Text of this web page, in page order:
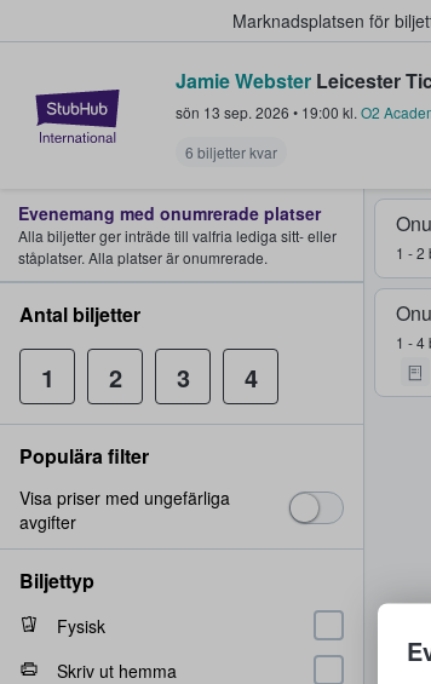
Marknadsplatsen för
StubHub – där fans
Jamie Webster Leicester
sön 13 sep. 2026 • 19:00 kl. O2
6 biljetter kvar
1 - 2
1 - 4
Evenemang med onumrerade platser
Alla biljetter ger inträde till valfria lediga sitt- eller
ståplatser. Alla platser är onumrerade.
Antal biljetter
1 2 3 4
Populära filter
Visa priser med ungefärliga
avgifter
Biljettyp
Fysisk
Skriv ut hemma